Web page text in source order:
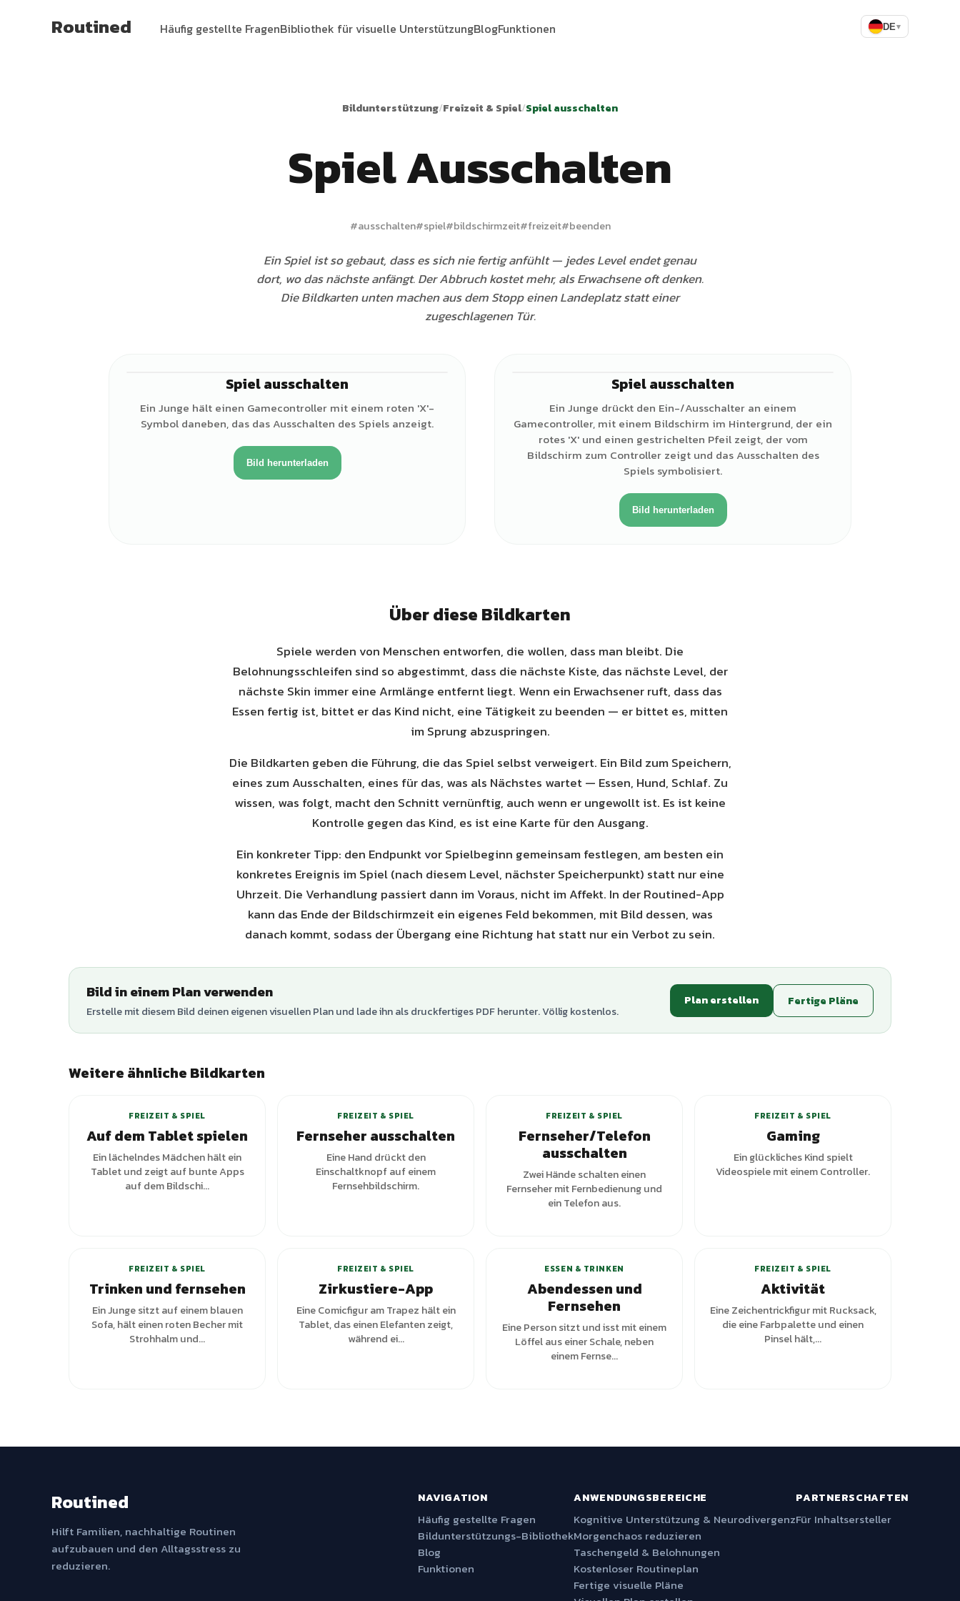
Routined Häufig gestellte FragenBibliothek für visuelle UnterstützungBlogFunktionen DE▾
Bildunterstützung/Freizeit & Spiel/Spiel ausschalten
Spiel Ausschalten
#ausschalten#spiel#bildschirmzeit#freizeit#beenden
Ein Spiel ist so gebaut, dass es sich nie fertig anfühlt — jedes Level endet genau
dort, wo das nächste anfängt. Der Abbruch kostet mehr, als Erwachsene oft denken.
Die Bildkarten unten machen aus dem Stopp einen Landeplatz statt einer
zugeschlagenen Tür.
Spiel ausschalten
Ein Junge hält einen Gamecontroller mit einem roten 'X'-
Symbol daneben, das das Ausschalten des Spiels anzeigt.
Bild herunterladen
Spiel ausschalten
Ein Junge drückt den Ein-/Ausschalter an einem
Gamecontroller, mit einem Bildschirm im Hintergrund, der ein
rotes 'X' und einen gestrichelten Pfeil zeigt, der vom
Bildschirm zum Controller zeigt und das Ausschalten des
Spiels symbolisiert.
Bild herunterladen
Über diese Bildkarten
Spiele werden von Menschen entworfen, die wollen, dass man bleibt. Die
Belohnungsschleifen sind so abgestimmt, dass die nächste Kiste, das nächste Level, der
nächste Skin immer eine Armlänge entfernt liegt. Wenn ein Erwachsener ruft, dass das
Essen fertig ist, bittet er das Kind nicht, eine Tätigkeit zu beenden — er bittet es, mitten
im Sprung abzuspringen.
Die Bildkarten geben die Führung, die das Spiel selbst verweigert. Ein Bild zum Speichern,
eines zum Ausschalten, eines für das, was als Nächstes wartet — Essen, Hund, Schlaf. Zu
wissen, was folgt, macht den Schnitt vernünftig, auch wenn er ungewollt ist. Es ist keine
Kontrolle gegen das Kind, es ist eine Karte für den Ausgang.
Ein konkreter Tipp: den Endpunkt vor Spielbeginn gemeinsam festlegen, am besten ein
konkretes Ereignis im Spiel (nach diesem Level, nächster Speicherpunkt) statt nur eine
Uhrzeit. Die Verhandlung passiert dann im Voraus, nicht im Affekt. In der Routined-App
kann das Ende der Bildschirmzeit ein eigenes Feld bekommen, mit Bild dessen, was
danach kommt, sodass der Übergang eine Richtung hat statt nur ein Verbot zu sein.
Bild in einem Plan verwenden
Erstelle mit diesem Bild deinen eigenen visuellen Plan und lade ihn als druckfertiges PDF herunter. Völlig kostenlos.
Plan erstellen Fertige Pläne
Weitere ähnliche Bildkarten
FREIZEIT & SPIEL
Auf dem Tablet spielen
Ein lächelndes Mädchen hält ein
Tablet und zeigt auf bunte Apps
auf dem Bildschi...
FREIZEIT & SPIEL
Fernseher ausschalten
Eine Hand drückt den
Einschaltknopf auf einem
Fernsehbildschirm.
FREIZEIT & SPIEL
Fernseher/Telefon
ausschalten
Zwei Hände schalten einen
Fernseher mit Fernbedienung und
ein Telefon aus.
FREIZEIT & SPIEL
Gaming
Ein glückliches Kind spielt
Videospiele mit einem Controller.
FREIZEIT & SPIEL
Trinken und fernsehen
Ein Junge sitzt auf einem blauen
Sofa, hält einen roten Becher mit
Strohhalm und...
FREIZEIT & SPIEL
Zirkustiere-App
Eine Comicfigur am Trapez hält ein
Tablet, das einen Elefanten zeigt,
während ei...
ESSEN & TRINKEN
Abendessen und
Fernsehen
Eine Person sitzt und isst mit einem
Löffel aus einer Schale, neben
einem Fernse...
FREIZEIT & SPIEL
Aktivität
Eine Zeichentrickfigur mit Rucksack,
die eine Farbpalette und einen
Pinsel hält,...
Routined
Hilft Familien, nachhaltige Routinen
aufzubauen und den Alltagsstress zu
reduzieren.
NAVIGATION
Häufig gestellte Fragen
Bildunterstützungs-Bibliothek
Blog
Funktionen
ANWENDUNGSBEREICHE
Kognitive Unterstützung & Neurodivergenz
Morgenchaos reduzieren
Taschengeld & Belohnungen
Kostenloser Routineplan
Fertige visuelle Pläne
PARTNERSCHAFTEN
Für Inhaltsersteller